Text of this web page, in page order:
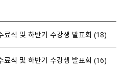
료식 및 하반기 수강생 발표회 (18)
료식 및 하반기 수강생 발표회 (16)